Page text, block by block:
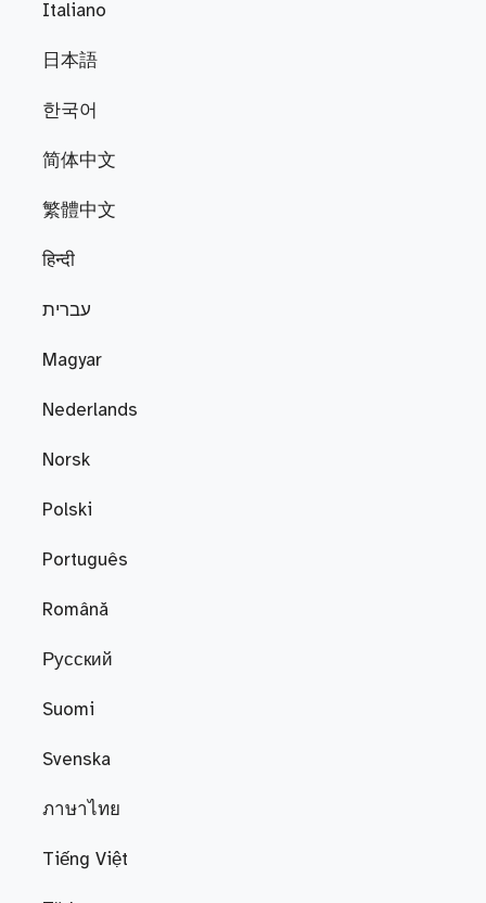
Italiano
日本語
한국어
简体中文
繁體中文
हिन्दी
עברית
Magyar
Nederlands
Norsk
Polski
Português
Română
Русский
Suomi
Svenska
ภาษาไทย
Tiếng Việt